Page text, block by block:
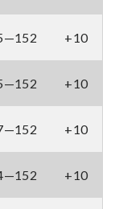
+10
+10
+10
+10